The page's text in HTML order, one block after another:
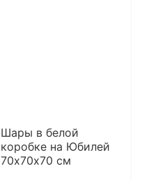
Шары в белой
коробке на Юбилей
70х70х70 см